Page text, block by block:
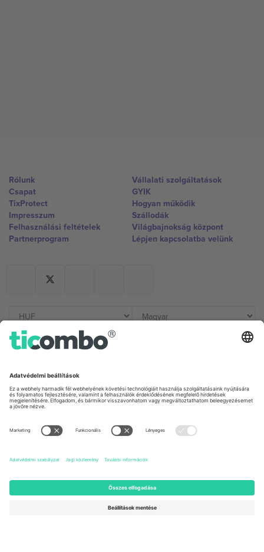
Rólunk
Csapat
TixProtect
Impresszum
Felhasználási feltételek
Partnerprogram
Vállalati szolgáltatások
GYIK
Hogyan működik
Szállodák
Világbajnokság központ
Lépjen kapcsolatba velünk
Germany
Unter den Linden 24, 10117
Berlin, Germany
United Kingdom
167 City Road, London, Greater
Newark, Delaware 19713, United
States
Engelberg, Switzerland